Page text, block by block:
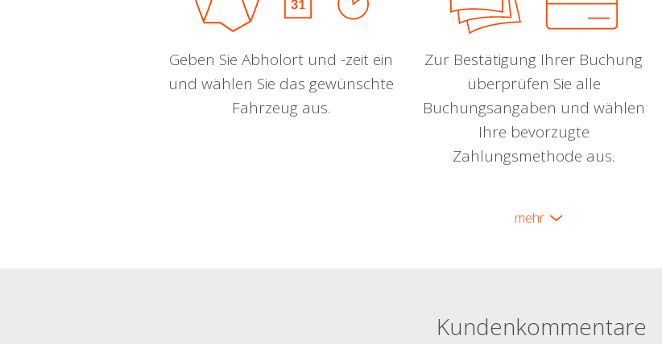
Geben Sie Abholort und -zeit ein
und wählen Sie das gewünschte
Fahrzeug aus.
Zur Bestätigung Ihrer Buchung
überprüfen Sie alle
Buchungsangaben und wählen
Ihre bevorzugte
Zahlungsmethode aus.
mehr
Kundenkommentare